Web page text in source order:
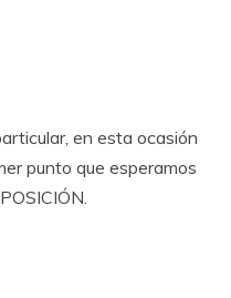
en esta ocasión
punto que esperamos